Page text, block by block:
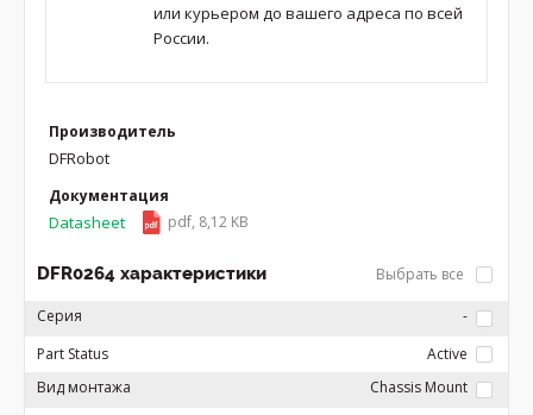
или курьером до вашего адреса по всей
России.
Производитель
DFRobot
Документация
Datasheet pdf, 8,12 KB
DFR0264 характеристики Выбрать все
Серия
-
Part Status
Active
Вид монтажа
Chassis Mount